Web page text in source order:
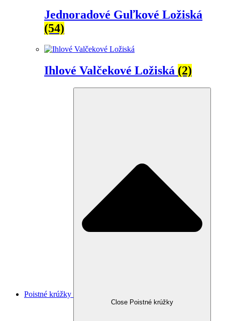
Jednoradové Guľkové Ložiská
(54)
Ihlové Valčekové Ložiská (2)
Poistné krúžky
Close Poistné krúžky